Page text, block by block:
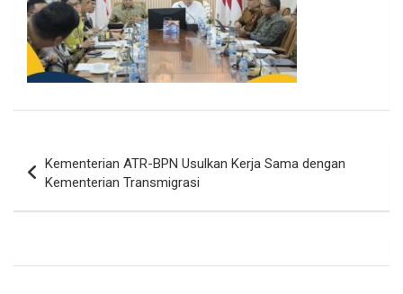
pos
Kementerian ATR-BPN Usulkan Kerja Sama dengan
Kementerian Transmigrasi